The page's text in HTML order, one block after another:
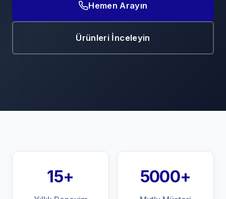
Hemen Arayın
Ürünleri İnceleyin
15+ 5000+